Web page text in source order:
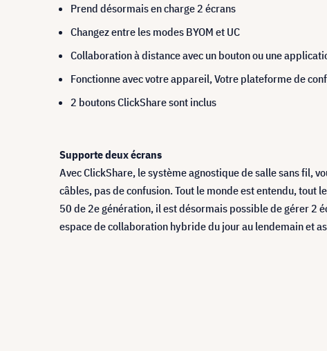
Prend désormais en charge 2 écrans
Changez entre les modes BYOM et UC
Collaboration à distance avec un bouton ou une
Fonctionne avec votre appareil, Votre plateforme de
2 boutons ClickShare sont inclus
Supporte deux écrans
Avec ClickShare, le système agnostique de salle sans fil,
câbles, pas de confusion. Tout le monde est entendu, tout
50 de 2e génération, il est désormais possible de gérer 2
espace de collaboration hybride du jour au lendemain et